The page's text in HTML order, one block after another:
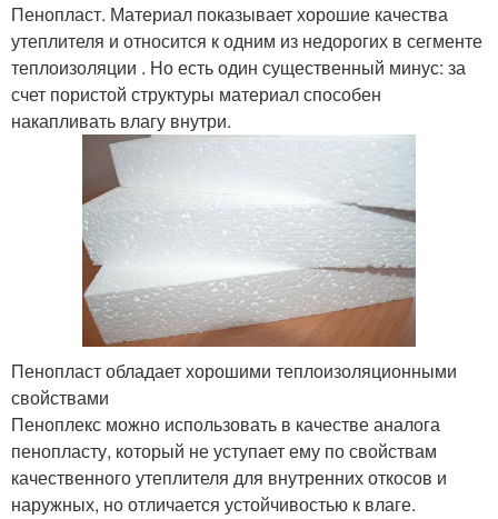
Пенопласт. Материал показывает хорошие качества
утеплителя и относится к одним из недорогих в сегменте
теплоизоляции . Но есть один существенный минус: за
счет пористой структуры материал способен
накапливать влагу внутри.
Пенопласт обладает хорошими теплоизоляционными
свойствами
Пеноплекс можно использовать в качестве аналога
пенопласту, который не уступает ему по свойствам
качественного утеплителя для внутренних откосов и
наружных, но отличается устойчивостью к влаге.